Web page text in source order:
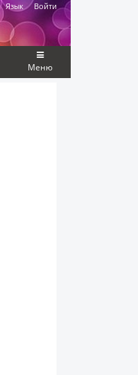
Язык Войти
Меню